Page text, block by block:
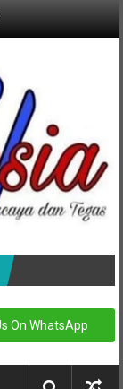
On WhatsApp